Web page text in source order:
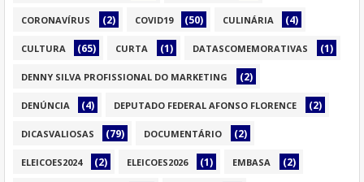
CORONAVÍRUS (2) COVID19 (50) CULINÁRIA (4)
CULTURA (65) CURTA (1) DATASCOMEMORATIVAS (1)
DENNY SILVA PROFISSIONAL DO MARKETING (2)
DENÚNCIA (4) DEPUTADO FEDERAL AFONSO FLORENCE (2)
DICASVALIOSAS (79) DOCUMENTÁRIO (2)
ELEICOES2024 (2) ELEICOES2026 (1) EMBASA (2)